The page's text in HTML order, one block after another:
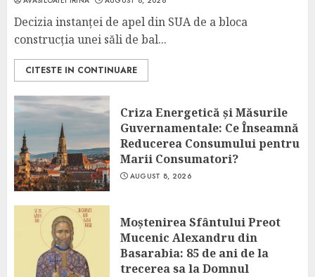
Decizia instanței de apel din SUA de a bloca
construcția unei săli de bal...
CITESTE IN CONTINUARE
Criza Energetică și Măsurile
Guvernamentale: Ce Înseamnă
Reducerea Consumului pentru
Marii Consumatori?
AUGUST 8, 2026
Moștenirea Sfântului Preot
Mucenic Alexandru din
Basarabia: 85 de ani de la
trecerea sa la Domnul